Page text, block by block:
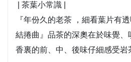
| 茶葉小常識 |
『年份久的老茶 ，細看葉片有
結捲曲』品茶的深奧在於味覺
香裏的前、中、後味仔細感受岩